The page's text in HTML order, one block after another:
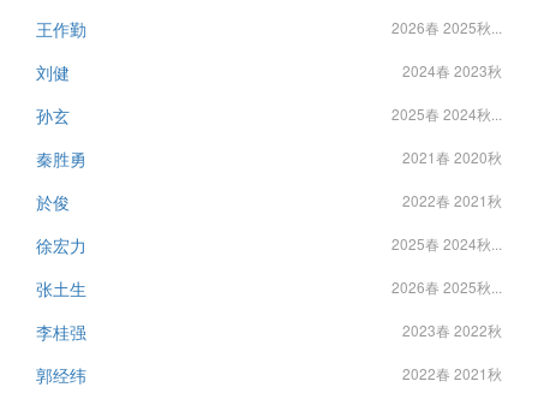
王作勤 2026春 2025秋...
刘健 2024春 2023秋
孙玄 2025春 2024秋...
秦胜勇 2021春 2020秋
於俊 2022春 2021秋
徐宏力 2025春 2024秋...
张土生 2026春 2025秋...
李桂强 2023春 2022秋
郭经纬 2022春 2021秋